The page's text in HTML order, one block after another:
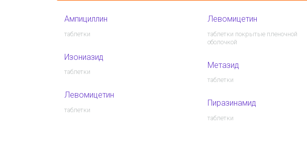
Ампициллин
таблетки
Изониазид
таблетки
Левомицетин
таблетки
Левомицетин
таблетки покрытые пленочной
оболочкой
Метазид
таблетки
Пиразинамид
таблетки